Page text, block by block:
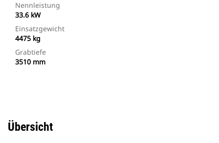
Nennleistung
33.6 kW
Einsatzgewicht
4475 kg
Grabtiefe
3510 mm
Übersicht